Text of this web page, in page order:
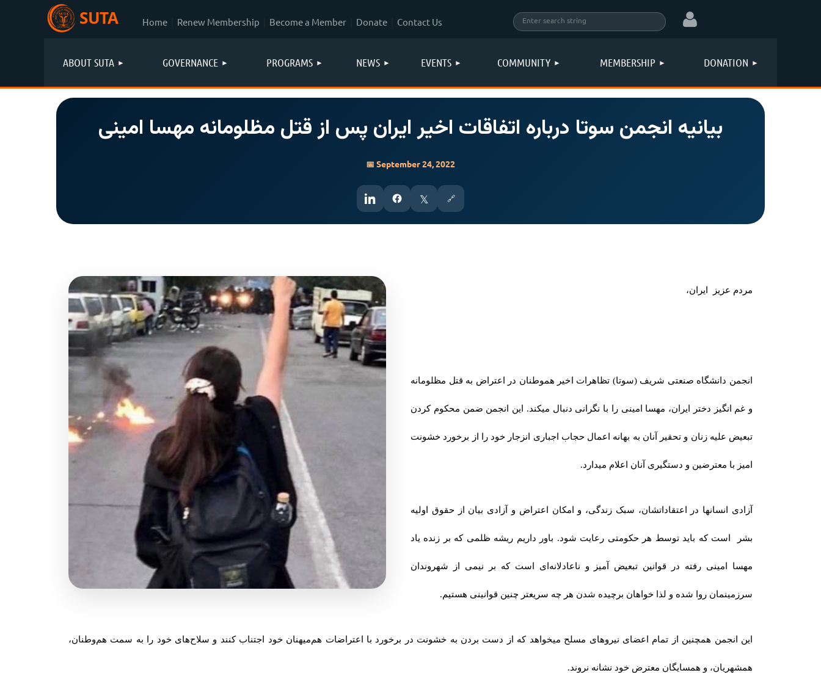
SUTA Home Renew Membership Become a Member Donate Contact Us
Log in
ABOUT SUTA GOVERNANCE PROGRAMS NEWS EVENTS COMMUNITY MEMBERSHIP DONATION
بیانیه انجمن سوتا درباره اتفاقات اخیر ایران پس از قتل مظلومانه مهسا امینی
📅 September 24, 2022
𝕏 🔗
مردم عزیز ایران،
انجمن دانشگاه صنعتی شریف (سوتا) تظاهرات اخیر هموطنان در اعتراض به قتل مظلومانه
و غم انگیز دختر ایران، مهسا امینی را با نگرانی دنبال میکند. این انجمن ضمن محکوم کردن
تبعیض علیه زنان و تحقیر آنان به بهانه اعمال حجاب اجباری انزجار خود را از برخورد خشونت
امیز با معترضین و دستگیری آنان اعلام میدارد.
آزادی انسانها در اعتقاداتشان، سبک زندگی، و امکان اعتراض و آزادی بیان از حقوق اولیه
بشر است که باید توسط هر حکومتی رعایت شود. باور داریم ریشه ظلمی که بر زنده یاد
مهسا امینی رفته در قوانین تبعیض آمیز و ناعادلانه‌ای است که بر نیمی از شهروندان
سرزمینمان روا شده و‌ لذا خواهان برچیده شدن هر چه سریعتر چنین قوانینی هستیم.
این انجمن همچنین از تمام اعضای نیروهای مسلح میخواهد که از دست بردن به خشونت در بر‌خورد با اعتراضات هم‌میهنان خود اجتناب کنند و سلاح‌های خود را به سمت هم‌وطنان،
همشهریان، و همسایگان معترض خود نشانه نروند.